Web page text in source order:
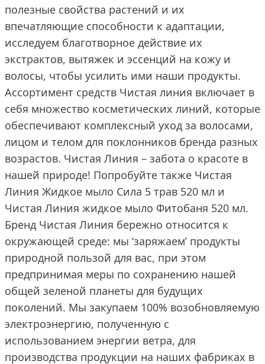
полезные свойства растений и их
впечатляющие способности к адаптации,
исследуем благотворное действие их
экстрактов, вытяжек и эссенций на кожу и
волосы, чтобы усилить ими наши продукты.
Ассортимент средств Чистая линия включает в
себя множество косметических линий, которые
обеспечивают комплексный уход за волосами,
лицом и телом для поклонников бренда разных
возрастов. Чистая Линия – забота о красоте в
нашей природе! Попробуйте также Чистая
Линия Жидкое мыло Сила 5 трав 520 мл и
Чистая Линия жидкое мыло Фитобаня 520 мл.
Бренд Чистая Линия бережно относится к
окружающей среде: мы ‘заряжаем’ продукты
природной пользой для вас, при этом
предпринимая меры по сохранению нашей
общей зеленой планеты для будущих
поколений. Мы закупаем 100% возобновляемую
электроэнергию, полученную с
использованием энергии ветра, для
производства продукции на наших фабриках в